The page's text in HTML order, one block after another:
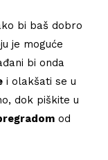
bi baš dobro
je moguće
bi onda
i olakšati se u
dok piškite u
od